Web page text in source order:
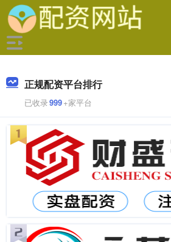
正规配资平台排行
已收录999+家平台